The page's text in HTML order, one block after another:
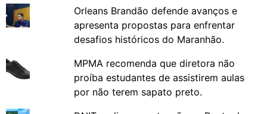
Orleans Brandão defende avanços e
apresenta propostas para enfrentar
desafios históricos do Maranhão.
MPMA recomenda que diretora não
proíba estudantes de assistirem aulas
por não terem sapato preto.